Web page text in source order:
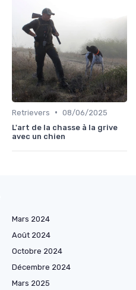
Retrievers • 08/06/2025
L'art de la chasse à la grive
avec un chien
Mars 2024
Août 2024
Octobre 2024
Décembre 2024
Mars 2025